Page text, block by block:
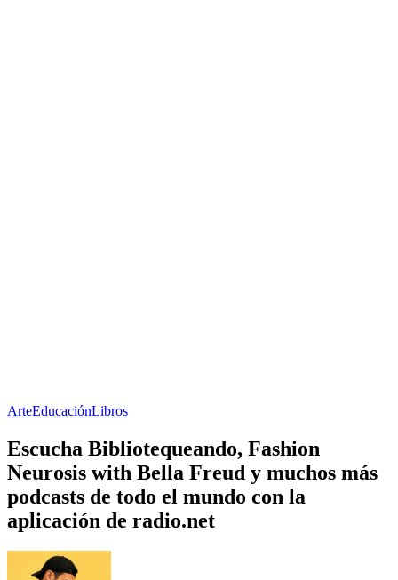
ArteEducaciónLibros
Escucha Bibliotequeando, Fashion
Neurosis with Bella Freud y muchos más
podcasts de todo el mundo con la
aplicación de radio.net